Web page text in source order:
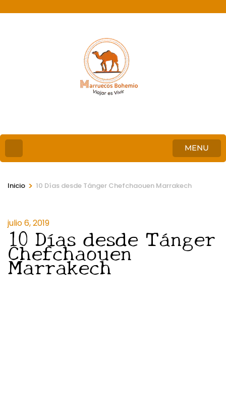
MENU
Inicio > 10 Días desde Tánger Chefchaouen Marrakech
julio 6, 2019
10 Días desde Tánger
Chefchaouen
Marrakech